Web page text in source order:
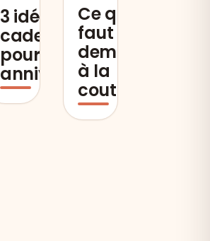
3 idées de
cadeau
pour un
anniversaire
Ce qu'il
faut
demander
à la
couturière